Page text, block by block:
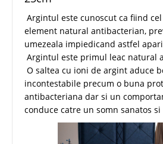
Argintul este cunoscut ca fiind
element natural antibacterian,
umezeala impiedicand astfel
Argintul este primul leac natural
O saltea cu ioni de argint aduce
incontestabile precum o buna
antibacteriana dar si un
conduce catre un somn sanatos